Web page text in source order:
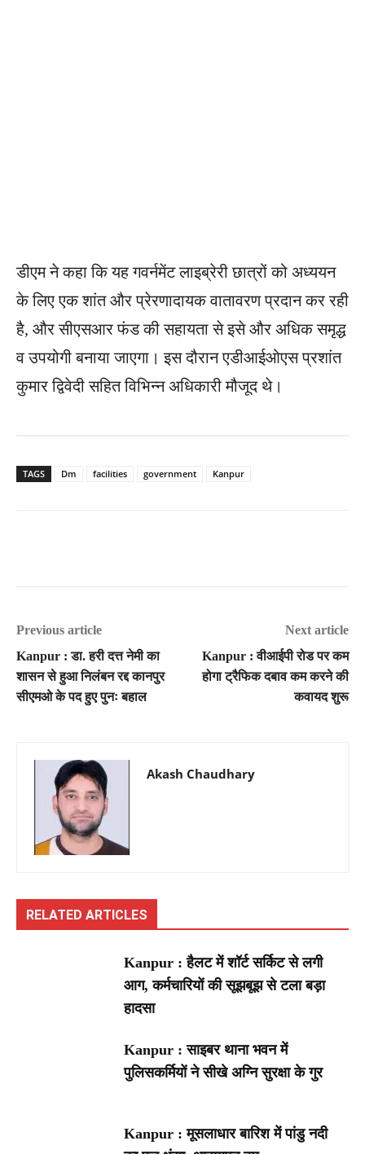
डीएम ने कहा कि यह गवर्नमेंट लाइब्रेरी छात्रों को अध्ययन
के लिए एक शांत और प्रेरणादायक वातावरण प्रदान कर रही
है, और सीएसआर फंड की सहायता से इसे और अधिक समृद्ध
व उपयोगी बनाया जाएगा। इस दौरान एडीआईओएस प्रशांत
कुमार द्विवेदी सहित विभिन्न अधिकारी मौजूद थे।
TAGS Dm facilities government Kanpur
Previous article
Kanpur : डा. हरी दत्त नेमी का
शासन से हुआ निलंबन रद्द कानपुर
सीएमओ के पद हुए पुनः बहाल
Next article
Kanpur : वीआईपी रोड पर कम
होगा ट्रैफिक दबाव कम करने की
कवायद शुरू
Akash Chaudhary
RELATED ARTICLES
Kanpur : हैलट में शॉर्ट सर्किट से लगी
आग, कर्मचारियों की सूझबूझ से टला बड़ा
हादसा
Kanpur : साइबर थाना भवन में
पुलिसकर्मियों ने सीखे अग्नि सुरक्षा के गुर
Kanpur : मूसलाधार बारिश में पांडु नदी